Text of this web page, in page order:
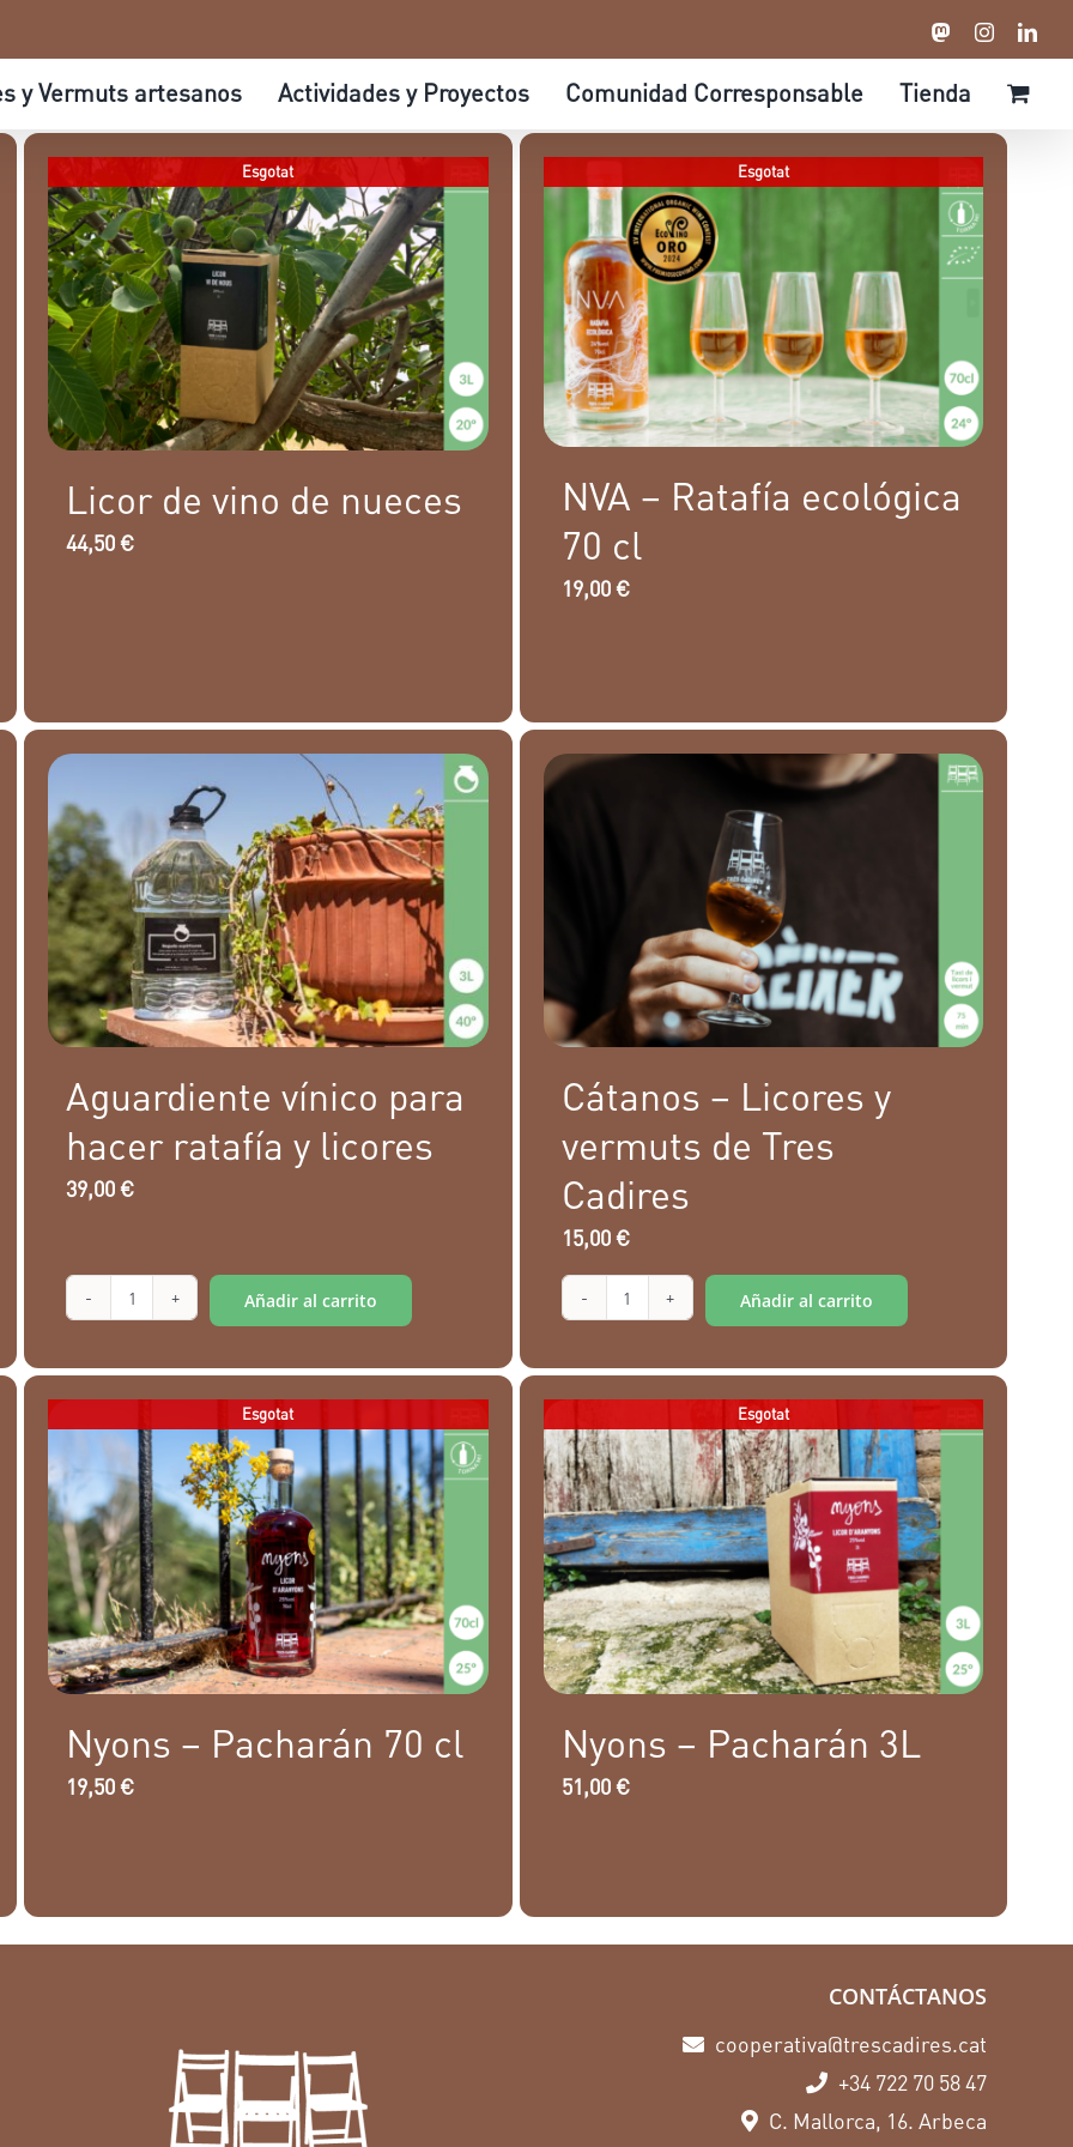
MastodonInstagram
y Vermuts artesanos Actividades y Proyectos Comunidad Corresponsable Tienda
Esgotat
Licor de vino de nueces
44,50€
Esgotat
NVA – Ratafía ecológica
70 cl
19,00€
Aguardiente vínico para
hacer ratafía y licores
39,00€
Aguardiente
hacer
ratafía
y
licores
cantidad
Añadir al carrito
Alternative:
Cátanos – Licores y
vermuts de Tres
Cadires
15,00€
Cátanos
y
vermuts
de
Tres
Cadires
cantidad
Añadir al carrito
Alternative:
Esgotat
Nyons – Pacharán 70 cl
19,50€
Esgotat
Nyons – Pacharán 3L
51,00€
CONTÁCTANOS
cooperativa@trescadires.cat
+34 722 70 58 47
C. Mallorca, 16. Arbeca